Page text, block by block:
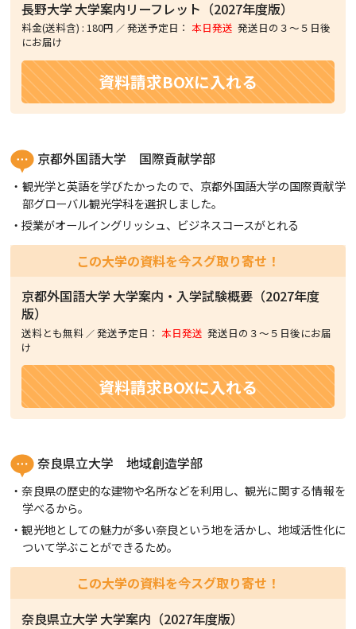
長野大学 大学案内リーフレット（2027年度版）
料金(送料含) : 180円 発送予定日： 本日発送 発送日の３〜５日後
にお届け
資料請求BOXに入れる
京都外国語大学 国際貢献学部
観光学と英語を学びたかったので、京都外国語大学の国際貢献学
部グローバル観光学科を選択しました。
授業がオールイングリッシュ、ビジネスコースがとれる
この大学の資料を今スグ取り寄せ！
京都外国語大学 大学案内・入学試験概要（2027年度
版）
送料とも無料 発送予定日： 本日発送 発送日の３〜５日後にお届
け
資料請求BOXに入れる
奈良県立大学 地域創造学部
奈良県の歴史的な建物や名所などを利用し、観光に関する情報を
学べるから。
観光地としての魅力が多い奈良という地を活かし、地域活性化に
ついて学ぶことができるため。
この大学の資料を今スグ取り寄せ！
奈良県立大学 大学案内（2027年度版）